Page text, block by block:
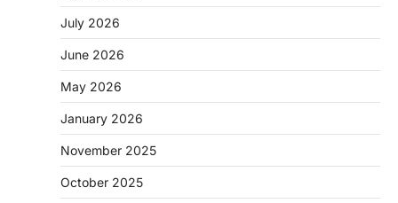
July 2026
June 2026
May 2026
January 2026
November 2025
October 2025
CHHATTISGARH
CG: 1 से 19 वर्ष तक के बच्चों को निःशुल्क दी
जाएगी एल्बेंडाजोल
More Khabar August 7, 2026
रायपुर। राष्ट्रीय कृमि मुक्ति दिवस भारत सरकार द्वारा